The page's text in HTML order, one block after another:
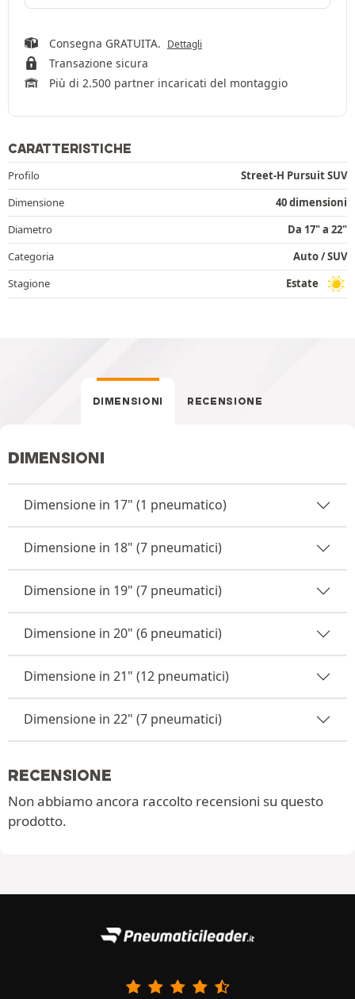
Consegna GRATUITA. Dettagli
Transazione sicura
Più di 2.500 partner incaricati del montaggio
CARATTERISTICHE
Profilo
Street-H Pursuit SUV
Dimensione
40 dimensioni
Diametro
Da 17" a 22"
Categoria
Auto / SUV
Stagione
Estate
DIMENSIONI RECENSIONE
DIMENSIONI
Dimensione in 17" (1 pneumatico)
Dimensione in 18" (7 pneumatici)
Dimensione in 19" (7 pneumatici)
Dimensione in 20" (6 pneumatici)
Dimensione in 21" (12 pneumatici)
Dimensione in 22" (7 pneumatici)
RECENSIONE
Non abbiamo ancora raccolto recensioni su questo
prodotto.